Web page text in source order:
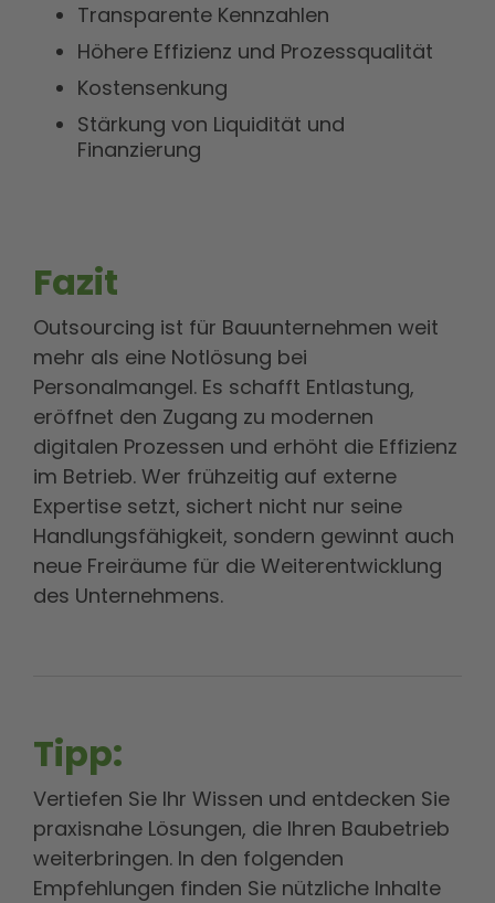
Transparente Kennzahlen
Höhere Effizienz und Prozessqualität
Kostensenkung
Stärkung von Liquidität und
Finanzierung
Fazit
Outsourcing ist für Bauunternehmen weit
mehr als eine Notlösung bei
Personalmangel. Es schafft Entlastung,
eröffnet den Zugang zu modernen
digitalen Prozessen und erhöht die Effizienz
im Betrieb. Wer frühzeitig auf externe
Expertise setzt, sichert nicht nur seine
Handlungsfähigkeit, sondern gewinnt auch
neue Freiräume für die Weiterentwicklung
des Unternehmens.
Tipp:
Vertiefen Sie Ihr Wissen und entdecken Sie
praxisnahe Lösungen, die Ihren Baubetrieb
weiterbringen. In den folgenden
Empfehlungen finden Sie nützliche Inhalte